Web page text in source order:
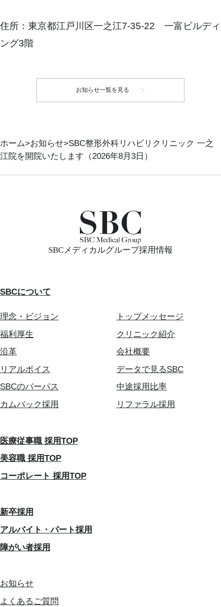
住所：東京都江戸川区一之江7-35-22 一富ビルディ
ング3階
お知らせ一覧を見る
ホーム お知らせ SBC整形外科リハビリクリニック 一之
江院を開院いたします（2026年8月3日）
SBCメディカルグループ採用情報
SBCについて
理念・ビジョン
トップメッセージ
福利厚生
クリニック紹介
沿革
会社概要
リアルボイス
データで見るSBC
SBCのパーパス
中途採用比率
カムバック採用
リファラル採用
医療従事職 採用TOP
美容職 採用TOP
コーポレート 採用TOP
新卒採用
アルバイト・パート採用
障がい者採用
お知らせ
よくあるご質問